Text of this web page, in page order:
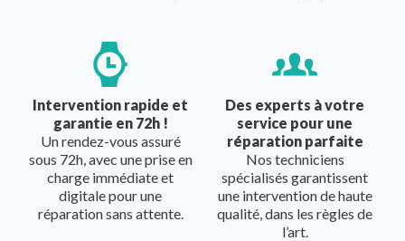
Intervention rapide et
garantie en 72h !
Un rendez-vous assuré
sous 72h, avec une prise en
charge immédiate et
digitale pour une
réparation sans attente.
Des experts à votre
service pour une
réparation parfaite
Nos techniciens
spécialisés garantissent
une intervention de haute
qualité, dans les règles de
l’art.